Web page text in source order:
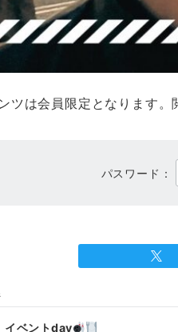
ツは会員限定となります。
パスワード：
イベントday